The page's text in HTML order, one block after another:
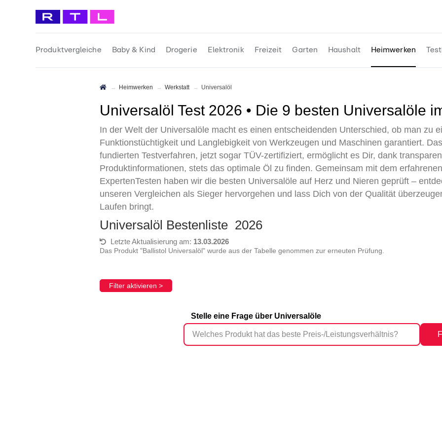
Produktvergleiche Baby & Kind Drogerie Elektronik Freizeit Garten Haushalt Heimwerken
Heimwerken Werkstatt Universalöl
Universalöl Test 2026 • Die 9 besten Universalöle
In der Welt der Universalöle macht es einen entscheidenden Unterschied, ob man zu
Funktionstüchtigkeit und Langlebigkeit von Werkzeugen und Maschinen garantiert.
fundierten Testverfahren, jetzt sogar TÜV-zertifiziert, ermöglicht es Dir, dank
Produktinformationen, stets das optimale Öl zu finden. Gemeinsam mit dem
ExpertenTesten haben wir die besten Universalöle auf Herz und Nieren geprüft –
unseren Vergleichen als Sieger hervorgehen und lass Dich von der Qualität
Laufen bringt.
Universalöl Bestenliste 2026
Letzte Aktualisierung am: 13.03.2026
Das Produkt "Ballistol Universalöl" wurde aus der Tabelle genommen zur erneuten Prüfung.
Filter aktivieren >
Stelle eine Frage über Universalöle